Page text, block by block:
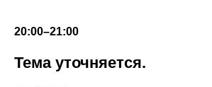
20:00–21:00
Тема уточняется.